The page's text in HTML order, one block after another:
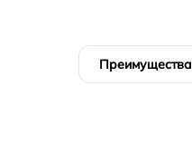
Преимущества